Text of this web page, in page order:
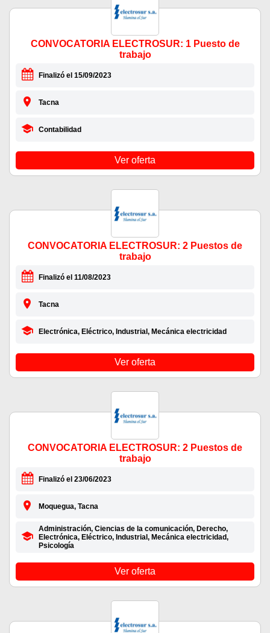
CONVOCATORIA ELECTROSUR: 1 Puesto de
trabajo
Finalizó el 15/09/2023
Tacna
Contabilidad
Ver oferta
CONVOCATORIA ELECTROSUR: 2 Puestos de
trabajo
Finalizó el 11/08/2023
Tacna
Electrónica, Eléctrico, Industrial, Mecánica electricidad
Ver oferta
CONVOCATORIA ELECTROSUR: 2 Puestos de
trabajo
Finalizó el 23/06/2023
Moquegua, Tacna
Administración, Ciencias de la comunicación, Derecho,
Electrónica, Eléctrico, Industrial, Mecánica electricidad,
Psicología
Ver oferta